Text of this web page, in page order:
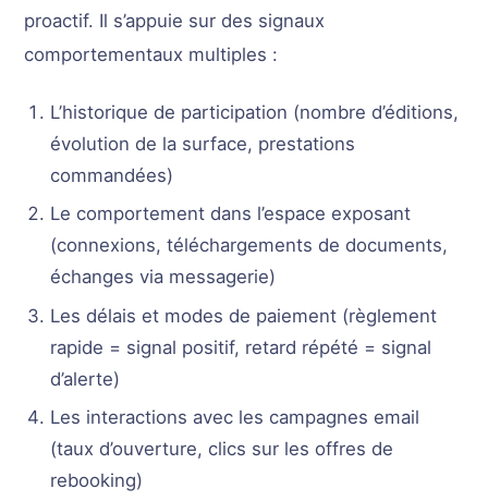
proactif. Il s’appuie sur des signaux
comportementaux multiples :
L’historique de participation (nombre d’éditions,
évolution de la surface, prestations
commandées)
Le comportement dans l’espace exposant
(connexions, téléchargements de documents,
échanges via messagerie)
Les délais et modes de paiement (règlement
rapide = signal positif, retard répété = signal
d’alerte)
Les interactions avec les campagnes email
(taux d’ouverture, clics sur les offres de
rebooking)